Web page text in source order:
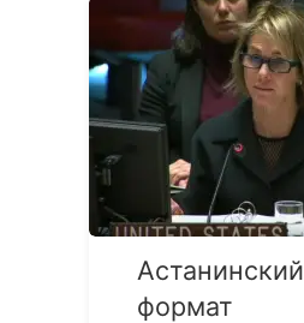
Астанинский
формат